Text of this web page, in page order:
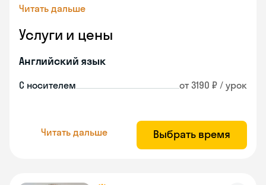
Читать дальше
Услуги и цены
Английский язык
С носителем от 3190 ₽ / урок
Читать дальше Выбрать время